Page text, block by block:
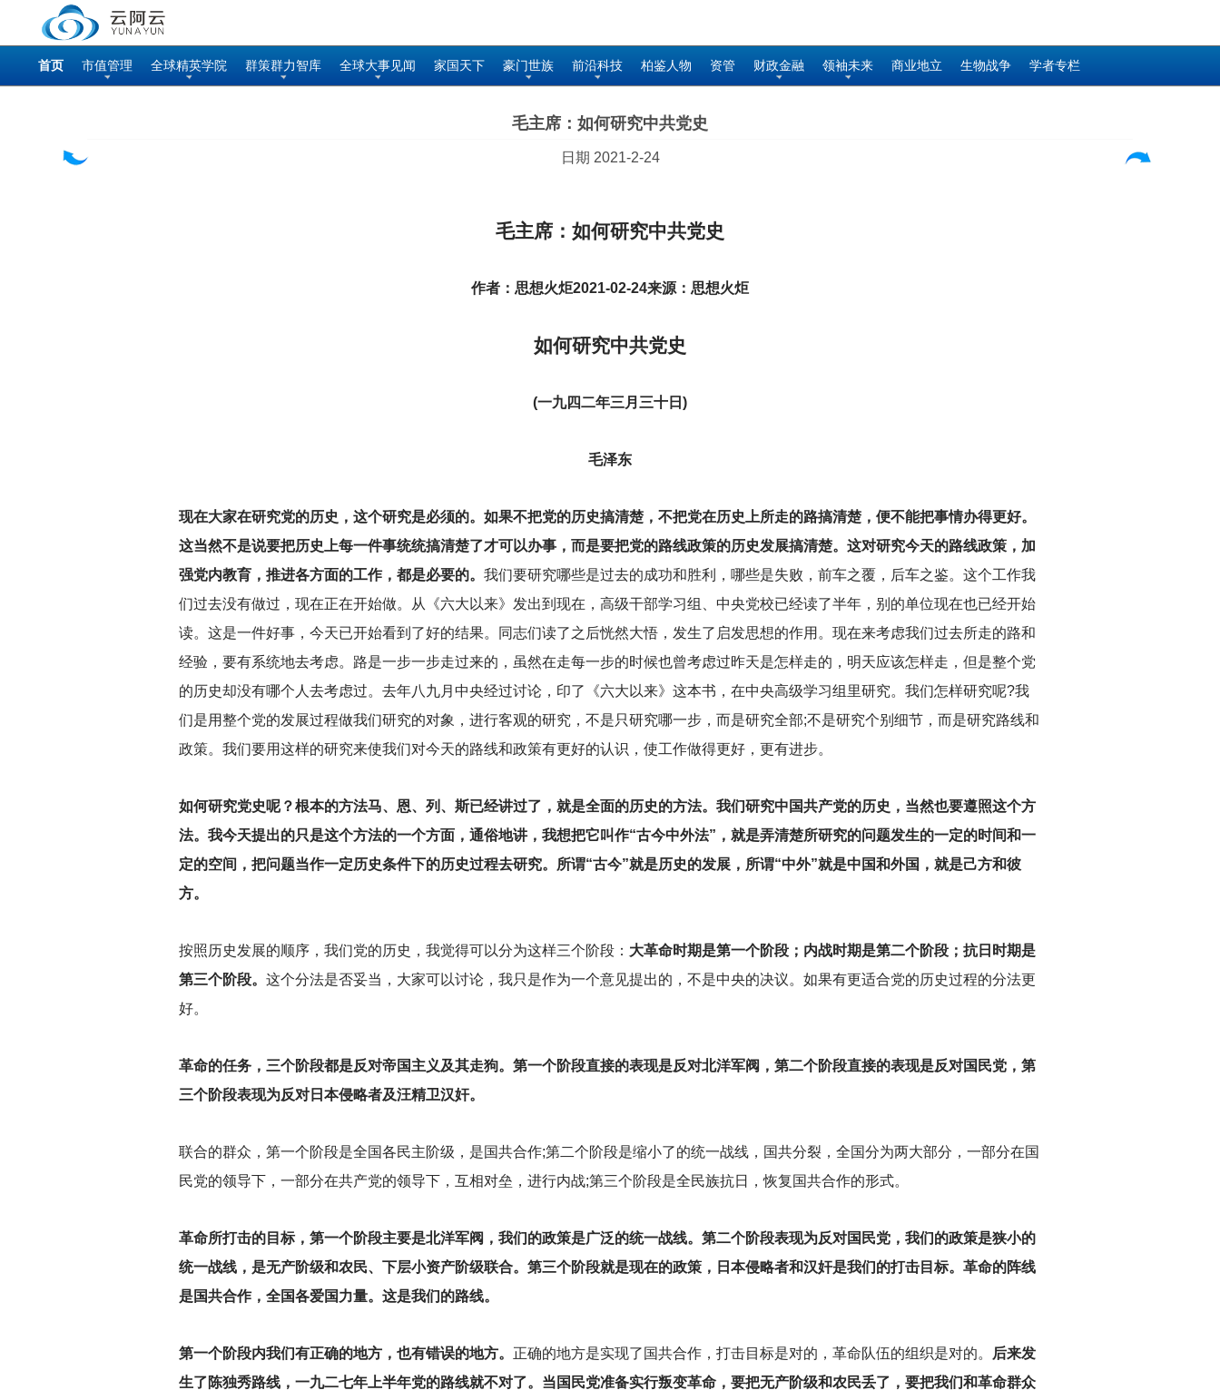
首页 市值管理 全球精英学院 群策群力智库 全球大事见闻 家国天下 豪门世族 前沿科技 柏鉴人物 资管 财政金融 领袖未来 商业地立 生物战争 学者专栏
毛主席：如何研究中共党史
日期 2021-2-24
毛主席：如何研究中共党史
作者：思想火炬2021-02-24来源：思想火炬
如何研究中共党史
(一九四二年三月三十日)
毛泽东
现在大家在研究党的历史，这个研究是必须的。如果不把党的历史搞清楚，不把党在历史上所走的路搞清楚，便不能把事情办得更好。
这当然不是说要把历史上每一件事统统搞清楚了才可以办事，而是要把党的路线政策的历史发展搞清楚。这对研究今天的路线政策，加
强党内教育，推进各方面的工作，都是必要的。 我们要研究哪些是过去的成功和胜利，哪些是失败，前车之覆，后车之鉴。这个工作我
们过去没有做过，现在正在开始做。从《六大以来》发出到现在，高级干部学习组、中央党校已经读了半年，别的单位现在也已经开始
读。这是一件好事，今天已开始看到了好的结果。同志们读了之后恍然大悟，发生了启发思想的作用。现在来考虑我们过去所走的路和
经验，要有系统地去考虑。路是一步一步走过来的，虽然在走每一步的时候也曾考虑过昨天是怎样走的，明天应该怎样走，但是整个党
的历史却没有哪个人去考虑过。去年八九月中央经过讨论，印了《六大以来》这本书，在中央高级学习组里研究。我们怎样研究呢?我
们是用整个党的发展过程做我们研究的对象，进行客观的研究，不是只研究哪一步，而是研究全部;不是研究个别细节，而是研究路线和
政策。我们要用这样的研究来使我们对今天的路线和政策有更好的认识，使工作做得更好，更有进步。
如何研究党史呢？根本的方法马、恩、列、斯已经讲过了，就是全面的历史的方法。我们研究中国共产党的历史，当然也要遵照这个方
法。我今天提出的只是这个方法的一个方面，通俗地讲，我想把它叫作“古今中外法”，就是弄清楚所研究的问题发生的一定的时间和一
定的空间，把问题当作一定历史条件下的历史过程去研究。所谓“古今”就是历史的发展，所谓“中外”就是中国和外国，就是己方和彼
方。
按照历史发展的顺序，我们党的历史，我觉得可以分为这样三个阶段： 大革命时期是第一个阶段；内战时期是第二个阶段；抗日时期是
第三个阶段。 这个分法是否妥当，大家可以讨论，我只是作为一个意见提出的，不是中央的决议。如果有更适合党的历史过程的分法更
好。
革命的任务，三个阶段都是反对帝国主义及其走狗。第一个阶段直接的表现是反对北洋军阀，第二个阶段直接的表现是反对国民党，第
三个阶段表现为反对日本侵略者及汪精卫汉奸。
联合的群众，第一个阶段是全国各民主阶级，是国共合作;第二个阶段是缩小了的统一战线，国共分裂，全国分为两大部分，一部分在国
民党的领导下，一部分在共产党的领导下，互相对垒，进行内战;第三个阶段是全民族抗日，恢复国共合作的形式。
革命所打击的目标，第一个阶段主要是北洋军阀，我们的政策是广泛的统一战线。第二个阶段表现为反对国民党，我们的政策是狭小的
统一战线，是无产阶级和农民、下层小资产阶级联合。第三个阶段就是现在的政策，日本侵略者和汉奸是我们的打击目标。革命的阵线
是国共合作，全国各爱国力量。这是我们的路线。
第一个阶段内我们有正确的地方，也有错误的地方。 正确的地方是实现了国共合作，打击目标是对的，革命队伍的组织是对的。
后来发
生了陈独秀路线，一九二七年上半年党的路线就不对了。当国民党准备实行叛变革命，要把无产阶级和农民丢了，要把我们和革命群众